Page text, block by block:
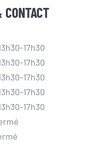
CONTACT
17h30
17h30
17h30
17h30
17h30